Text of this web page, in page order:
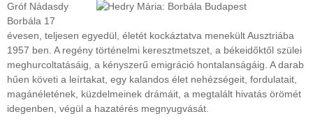
Gróf Nádasdy
Borbála 17
évesen, teljesen egyedül, életét kockáztatva menekült Ausztriába
1957 ben. A regény történelmi keresztmetszet, a békeidőktől szülei
meghurcoltatásáig, a kényszerű emigráció hontalanságáig. A darab
hűen követi a leírtakat, egy kalandos élet nehézségeit, fordulatait,
magánéletének, küzdelmeinek drámáit, a megtalált hivatás örömét
idegenben, végül a hazatérés megnyugvását.